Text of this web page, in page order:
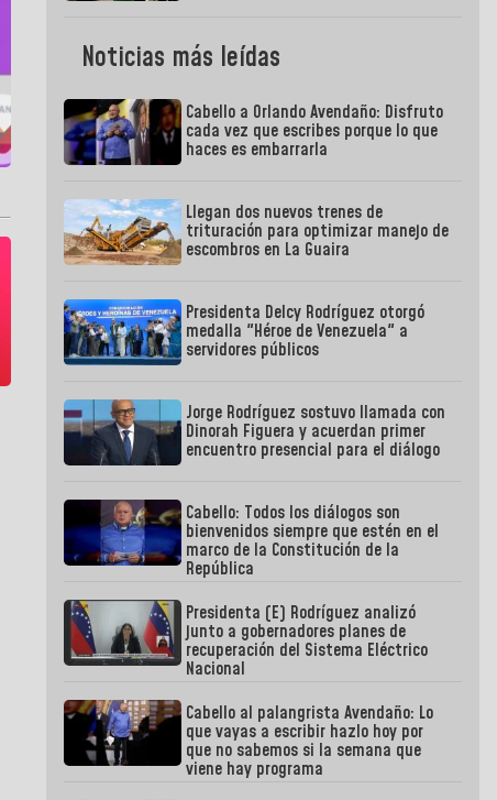
Noticias más leídas
Cabello a Orlando Avendaño: Disfruto
cada vez que escribes porque lo que
haces es embarrarla
Llegan dos nuevos trenes de
trituración para optimizar manejo de
escombros en La Guaira
Presidenta Delcy Rodríguez otorgó
medalla "Héroe de Venezuela" a
servidores públicos
Jorge Rodríguez sostuvo llamada con
Dinorah Figuera y acuerdan primer
encuentro presencial para el diálogo
Cabello: Todos los diálogos son
bienvenidos siempre que estén en el
marco de la Constitución de la
República
Presidenta (E) Rodríguez analizó
junto a gobernadores planes de
recuperación del Sistema Eléctrico
Nacional
Cabello al palangrista Avendaño: Lo
que vayas a escribir hazlo hoy por
que no sabemos si la semana que
viene hay programa